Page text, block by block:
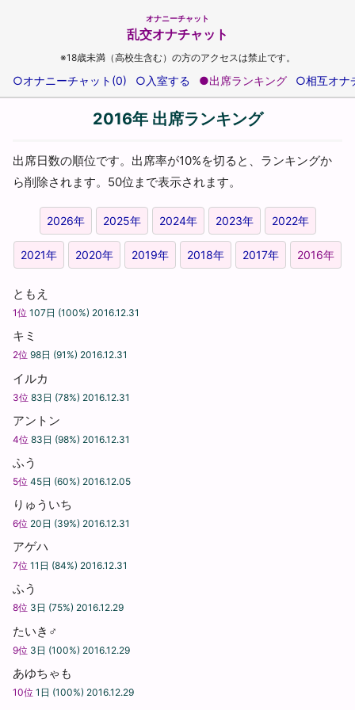
オナニーチャット
乱交オナチャット
※18歳未満（高校生含む）の方のアクセスは禁止です。
○オナニーチャット(0) ○入室する ●出席ランキング ○相互オナ
2016年 出席ランキング
出席日数の順位です。出席率が10%を切ると、ランキングか
ら削除されます。50位まで表示されます。
2026年 2025年 2024年 2023年 2022年
2021年 2020年 2019年 2018年 2017年 2016年
ともえ
1位 107日 (100%) 2016.12.31
キミ
2位 98日 (91%) 2016.12.31
イルカ
3位 83日 (78%) 2016.12.31
アントン
4位 83日 (98%) 2016.12.31
ふう
5位 45日 (60%) 2016.12.05
りゅういち
6位 20日 (39%) 2016.12.31
アゲハ
7位 11日 (84%) 2016.12.31
ふう
8位 3日 (75%) 2016.12.29
たいき♂
9位 3日 (100%) 2016.12.29
あゆちゃも
10位 1日 (100%) 2016.12.29